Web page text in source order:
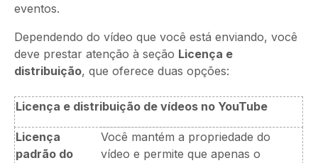
eventos.
Dependendo do vídeo que você está enviando, você
deve prestar atenção à seção Licença e
distribuição, que oferece duas opções:
Licença e distribuição de vídeos no YouTube
Licença
padrão do
Você mantém a propriedade do
vídeo e permite que apenas o